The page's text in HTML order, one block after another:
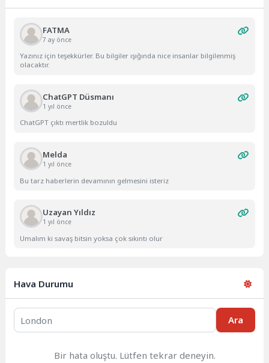
FATMA
7 ay önce
Yazınız için teşekkürler. Bu bilgiler ışığında nice insanlar bilgilenmiş
olacaktır.
ChatGPT Düsmanı
1 yıl önce
ChatGPT çıktı mertlik bozuldu
Melda
1 yıl önce
Bu tarz haberlerin devamının gelmesini isteriz
Uzayan Yıldız
1 yıl önce
Umalım ki savaş bitsin yoksa çok sıkıntı olur
Hava Durumu
Ara
Bir hata oluştu. Lütfen tekrar deneyin.